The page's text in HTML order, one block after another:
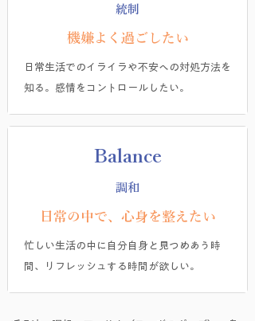
統制
機嫌よく過ごしたい
​日常生活でのイライラや不安への対処方法を
知る。感情をコントロールしたい。
Balance
調和
日常の中で、心身を整えたい
忙しい生活の中に自分自身と見つめあう時
間、リフレッシュする時間が欲しい。